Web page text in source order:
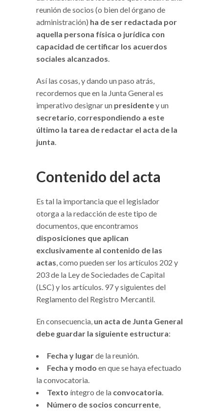
reunión de socios (o bien del órgano de
administración) ha de ser redactada por
aquella persona física o jurídica con
capacidad de certificar los acuerdos
sociales alcanzados.
Así las cosas, y dando un paso atrás,
recordemos que en la Junta General es
imperativo designar un presidentey un
secretario, correspondiendo a este
último la tarea de redactar el acta de la
junta.
Contenido del acta
Es tal la importancia que el legislador
otorga a la redacción de este tipo de
documentos, que encontramos
disposiciones que aplican
exclusivamente al contenido de las
actas, como pueden ser los artículos 202 y
203 de la Ley de Sociedades de Capital
(LSC) y los artículos. 97 y siguientes del
Reglamento del Registro Mercantil.
En consecuencia, un acta de Junta General
debe guardar la siguiente estructura:
Fecha y lugarde la reunión.
Fecha y modo en que se haya efectuado
la convocatoria.
Texto íntegro de la convocatoria.
Número de socios concurrente,